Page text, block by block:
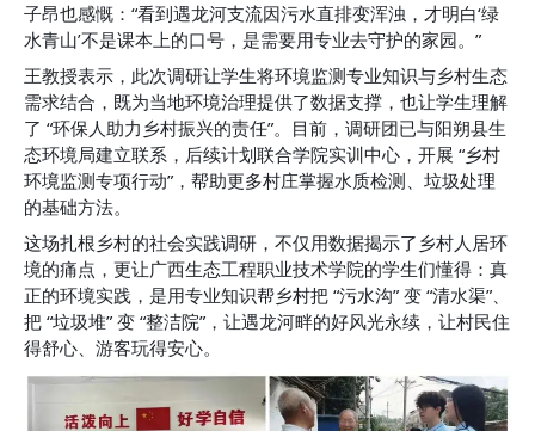
子昂也感慨：“看到遇龙河支流因污水直排变浑浊，才明白‘绿
水青山’不是课本上的口号，是需要用专业去守护的家园。”
王教授表示，此次调研让学生将环境监测专业知识与乡村生态
需求结合，既为当地环境治理提供了数据支撑，也让学生理解
了 “环保人助力乡村振兴的责任”。目前，调研团已与阳朔县生
态环境局建立联系，后续计划联合学院实训中心，开展 “乡村
环境监测专项行动”，帮助更多村庄掌握水质检测、垃圾处理
的基础方法。
这场扎根乡村的社会实践调研，不仅用数据揭示了乡村人居环
境的痛点，更让广西生态工程职业技术学院的学生们懂得：真
正的环境实践，是用专业知识帮乡村把 “污水沟” 变 “清水渠”、
把 “垃圾堆” 变 “整洁院”，让遇龙河畔的好风光永续，让村民住
得舒心、游客玩得安心。